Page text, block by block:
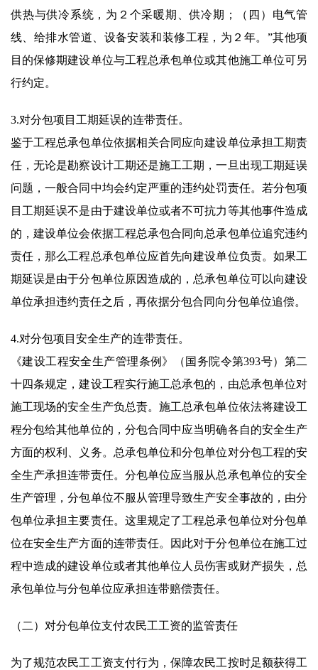
供热与供冷系统，为２个采暖期、供冷期；（四）电气管
线、给排水管道、设备安装和装修工程，为２年。”其他项
目的保修期建设单位与工程总承包单位或其他施工单位可另
行约定。
3.对分包项目工期延误的连带责任。
鉴于工程总承包单位依据相关合同应向建设单位承担工期责
任，无论是勘察设计工期还是施工工期，一旦出现工期延误
问题，一般合同中均会约定严重的违约处罚责任。若分包项
目工期延误不是由于建设单位或者不可抗力等其他事件造成
的，建设单位会依据工程总承包合同向总承包单位追究违约
责任，那么工程总承包单位应首先向建设单位负责。如果工
期延误是由于分包单位原因造成的，总承包单位可以向建设
单位承担违约责任之后，再依据分包合同向分包单位追偿。
4.对分包项目安全生产的连带责任。
《建设工程安全生产管理条例》（国务院令第393号）第二
十四条规定，建设工程实行施工总承包的，由总承包单位对
施工现场的安全生产负总责。施工总承包单位依法将建设工
程分包给其他单位的，分包合同中应当明确各自的安全生产
方面的权利、义务。总承包单位和分包单位对分包工程的安
全生产承担连带责任。分包单位应当服从总承包单位的安全
生产管理，分包单位不服从管理导致生产安全事故的，由分
包单位承担主要责任。这里规定了工程总承包单位对分包单
位在安全生产方面的连带责任。因此对于分包单位在施工过
程中造成的建设单位或者其他单位人员伤害或财产损失，总
承包单位与分包单位应承担连带赔偿责任。
（二）对分包单位支付农民工工资的监管责任
为了规范农民工工资支付行为，保障农民工按时足额获得工